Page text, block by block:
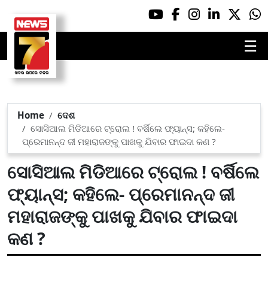
☰
Home
ଦେଶ
ସୋସିଆଲ ମିଡିଆରେ ଟ୍ରୋଲ ! ବର୍ଷିଲେ ଫ୍ୟାନ୍ସ; କହିଲେ-
ପ୍ରେମାନନ୍ଦ ଜୀ ମହାରାଜଙ୍କୁ ପାଖକୁ ଯିବାର ଫାଇଦା କଣ ?
ସୋସିଆଲ ମିଡିଆରେ ଟ୍ରୋଲ ! ବର୍ଷିଲେ
ଫ୍ୟାନ୍ସ; କହିଲେ- ପ୍ରେମାନନ୍ଦ ଜୀ
ମହାରାଜଙ୍କୁ ପାଖକୁ ଯିବାର ଫାଇଦା
କଣ ?